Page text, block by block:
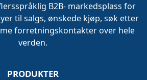
B2B- markedsplass for
til salgs, ønskede kjøp, søk etter
forretningskontakter over hele
verden.
PRODUKTER